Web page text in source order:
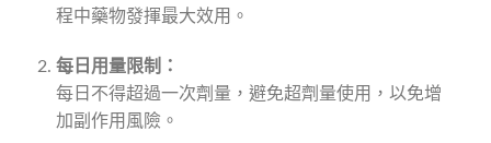
程中藥物發揮最大效用。
每日用量限制：
每日不得超過一次劑量，避免超劑量使用，以免增
加副作用風險。